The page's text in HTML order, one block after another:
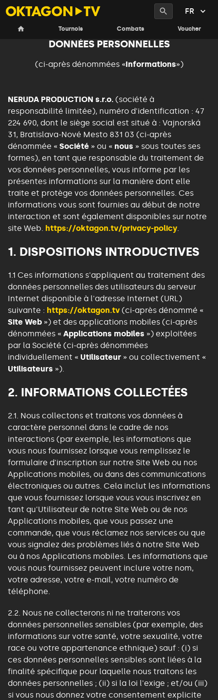
Tournois Combats Voucher
FR
INFORMATIONS SUR LE TRAITEMENT DES
DONNÉES PERSONNELLES
(ci-après dénommées «Informations»)
NERUDA PRODUCTION s.r.o. (société à
responsabilité limitée), numéro d'identification : 47
224 690, dont le siège social est situé à : Vajnorská
31, Bratislava-Nové Mesto 831 03 (ci-après
dénommée « Société » ou « nous » sous toutes ses
formes), en tant que responsable du traitement de
vos données personnelles, vous informe par les
présentes informations sur la manière dont elle
traite et protège vos données personnelles. Ces
informations vous sont fournies au début de notre
interaction et sont également disponibles sur notre
site Web. https://oktagon.tv/privacy-policy.
1. DISPOSITIONS INTRODUCTIVES
1.1 Ces informations s'appliquent au traitement des
données personnelles des utilisateurs du serveur
Internet disponible à l'adresse Internet (URL)
suivante : https://oktagon.tv (ci-après dénommé «
Site Web ») et des applications mobiles (ci-après
dénommées « Applications mobiles ») exploitées
par la Société (ci-après dénommées
individuellement « Utilisateur » ou collectivement «
Utilisateurs »).
2. INFORMATIONS COLLECTÉES
2.1. Nous collectons et traitons vos données à
caractère personnel dans le cadre de nos
interactions (par exemple, les informations que
vous nous fournissez lorsque vous remplissez le
formulaire d'inscription sur notre Site Web ou nos
Applications mobiles, ou dans des communications
électroniques ou autres. Cela inclut les informations
que vous fournissez lorsque vous vous inscrivez en
tant qu'Utilisateur de notre Site Web ou de nos
Applications mobiles, que vous passez une
commande, que vous réclamez nos services ou que
vous signalez des problèmes liés à notre Site Web
ou à nos Applications mobiles. Les informations que
vous nous fournissez peuvent inclure votre nom,
votre adresse, votre e-mail, votre numéro de
téléphone.
2.2. Nous ne collecterons ni ne traiterons vos
données personnelles sensibles (par exemple, des
informations sur votre santé, votre sexualité, votre
race ou votre appartenance ethnique) sauf : (i) si
ces données personnelles sensibles sont liées à la
finalité spécifique pour laquelle nous traitons les
données personnelles ; (ii) si la loi l'exige ; et/ou (iii)
si vous nous donnez votre consentement explicite